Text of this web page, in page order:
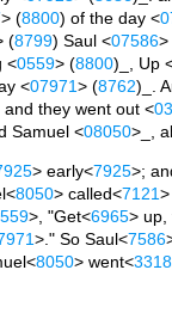
> (8800) of the day <
(8799) Saul <07586>
<0559> (8800)_, Up
<07971> (8762)_.
and they went out <
Samuel <08050>_,
> early<7925>;
8050> called<7121
559>, "Get<6965> up,
>." So Saul<7586
8050> went<3318